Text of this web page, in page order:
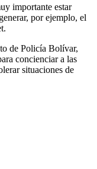
importante estar
por ejemplo, el
de Policía Bolívar,
concienciar a las
situaciones de